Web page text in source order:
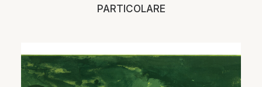
PARTICOLARE